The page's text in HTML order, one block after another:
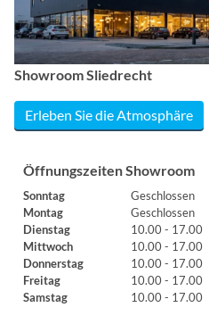
Showroom Sliedrecht
Erleben Sie die Atmosphäre
Öffnungszeiten Showroom
Sonntag
Geschlossen
Montag
Geschlossen
Dienstag
10.00 - 17.00
Mittwoch
10.00 - 17.00
Donnerstag
10.00 - 17.00
Freitag
10.00 - 17.00
Samstag
10.00 - 17.00